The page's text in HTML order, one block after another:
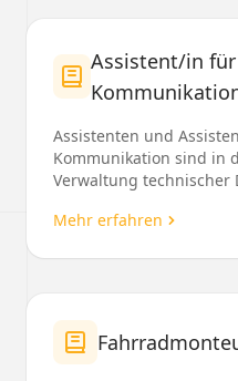
Assistent/in für
Assistenten und
Kommunikation sind in
Verwaltung technischer
Mehr erfahren